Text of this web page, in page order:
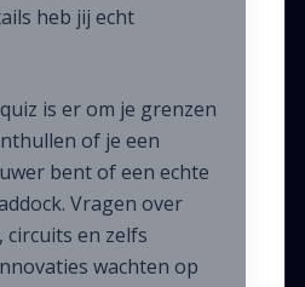
heb jij echt
is er om je grenzen
of je een
bent of een echte
Vragen over
circuits en zelfs
wachten op